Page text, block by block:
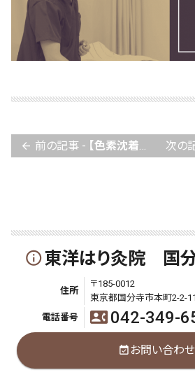
arrow_back 前の記事 - 【色素沈着の原因】東洋医学によるシミの改善方法とは？ 次の
info_outline東洋はり灸院 国
住所
〒185-0012
東京都国分寺市本町2-2-
電話番号
contact_phone 042-349-
event_availableお問い合わせ